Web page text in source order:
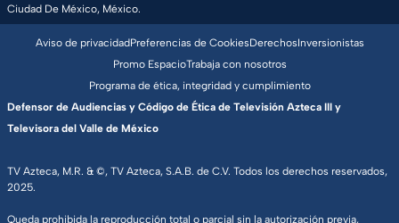
Ciudad De México, México.
TV Azteca, M.R. & ©, TV Azteca, S.A.B. de C.V. Todos los derechos reservados,
2025.
Queda prohibida la reproducción total o parcial sin la autorización previa,
Aviso de privacidadPreferencias de CookiesDerechosInversionistas
Promo EspacioTrabaja con nosotros
Programa de ética, integridad y cumplimiento
Defensor de Audiencias y Código de Ética de Televisión Azteca III y
Televisora del Valle de México